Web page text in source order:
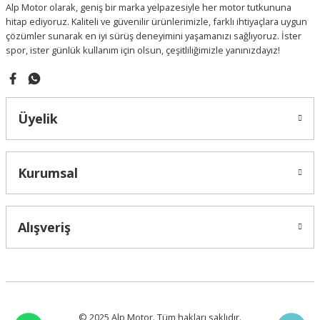
Bu ürüne benzer farklı alternatifler olmalı.
Gönder
Alp Motor olarak, geniş bir marka yelpazesiyle her motor tutkununa
hitap ediyoruz. Kaliteli ve güvenilir ürünlerimizle, farklı ihtiyaçlara uygun
çözümler sunarak en iyi sürüş deneyimini yaşamanızı sağlıyoruz. İster
spor, ister günlük kullanım için olsun, çeşitliliğimizle yanınızdayız!
Üyelik
Kurumsal
Alışveriş
© 2025 Alp Motor. Tüm hakları saklıdır.